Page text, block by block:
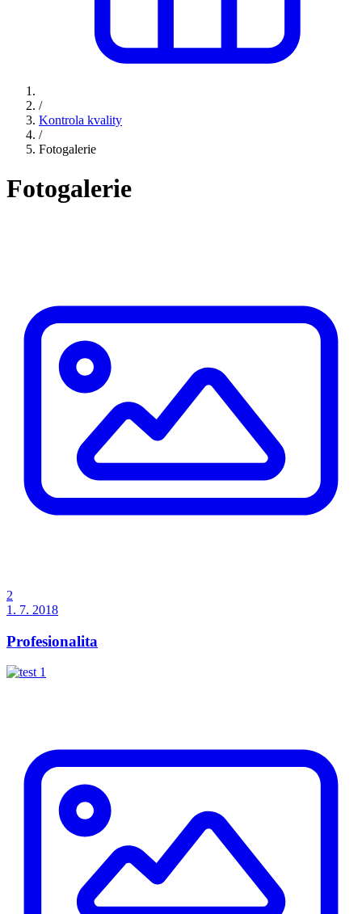
/
Kontrola kvality
/
Fotogalerie
Fotogalerie
2
1. 7. 2018
Profesionalita